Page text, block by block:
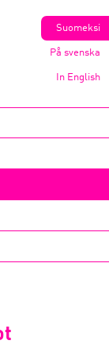
Suomeksi
På svenska
In English